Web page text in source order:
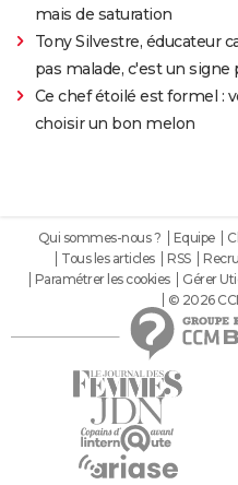
mais de saturation
Tony Silvestre, éducateur
pas malade, c'est un
Ce chef étoilé est formel :
choisir un bon melon
Qui sommes-nous ? Equipe
Tous les articles
RSS
Paramétrer les cookies
Gérer
© 2026